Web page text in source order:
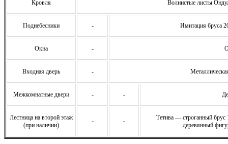
Кровля Волнистые листы
Поднебесники - Имитация бруса
Окна -
Входная дверь -
Межкомнатные двери - -
Лестница на второй этаж
(при наличии)
- -
Тетива — строганный
деревянный